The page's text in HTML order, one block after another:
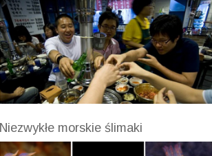
Niezwykłe morskie ślimaki